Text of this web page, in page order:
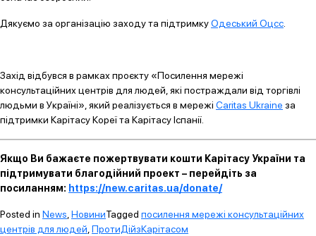
Дякуємо за організацію заходу та підтримкуОдеський Оцсс
Захід відбувся в рамках проєкту «Посилення мережі
консультаційних центрів для людей, які постраждали від торгівлі
людьми в Україні», який реалізується в мережі Caritas Ukraine за
підтримки Карітасу Кореї та Карітасу Іспанії.
Якщо Ви бажаєте пожертвувати кошти Карітасу України та
підтримувати благодійний проект – перейдіть за
посиланням: https://new.caritas.ua/donate/
Posted in News НовиниTagged посилення мережі консультаційних
центрів для людей ПротиДійзКарітасом